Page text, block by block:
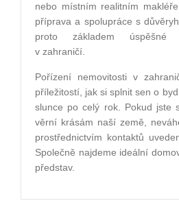
nebo místním realitním
příprava a spolupráce s
proto základem úspěšné
v zahraničí.
Pořízení nemovitosti v
příležitostí, jak si splnit sen o
slunce po celý rok. Pokud jste
věrní krásám naší země,
prostřednictvím kontaktů
Společně najdeme ideální
představ.